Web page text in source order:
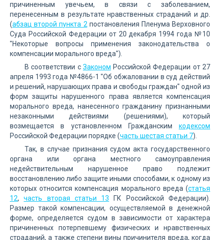
причиненным увечьем, в связи с заболеванием,
перенесенным в результате нравственных страданий и др.
(абзац второй пункта 2 постановления Пленума Верховного
Суда Российской Федерации от 20 декабря 1994 года №10
"Некоторые вопросы применения законодательства о
компенсации морального вреда").
В соответствии с Законом Российской Федерации от 27
апреля 1993 года №4866-1 "Об обжаловании в суд действий
и решений, нарушающих права и свободы граждан" одной из
форм защиты нарушенного права является компенсация
морального вреда, нанесенного гражданину признанными
незаконными действиями (решениями), который
возмещается в установленном Гражданским кодексом
Российской Федерации порядке (часть шестая статьи 7).
Так, в случае признания судом акта государственного
органа или органа местного самоуправления
недействительным нарушенное право подлежит
восстановлению либо защите иными способами, к одному из
которых относится компенсация морального вреда (статья
12,часть вторая статьи 13 ГК Российской Федерации).
Размер такой компенсации, осуществляемой в денежной
форме, определяется судом в зависимости от характера
причиненных потерпевшему физических и нравственных
страданий, а также степени вины причинителя вреда, когда